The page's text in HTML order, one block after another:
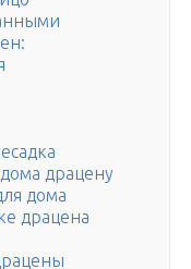
драцену
дома
драцена